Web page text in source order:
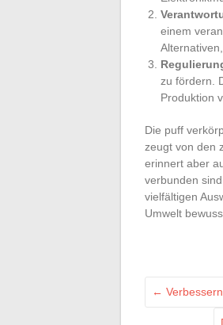
einem
zu fördern.
Produktion
Die puff
zeugt von den
erinnert aber
verbunden
vielfältigen
Umwelt
←